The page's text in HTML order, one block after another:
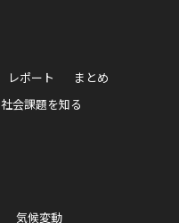
レポート
まとめ
社会課題を知る
気候変動